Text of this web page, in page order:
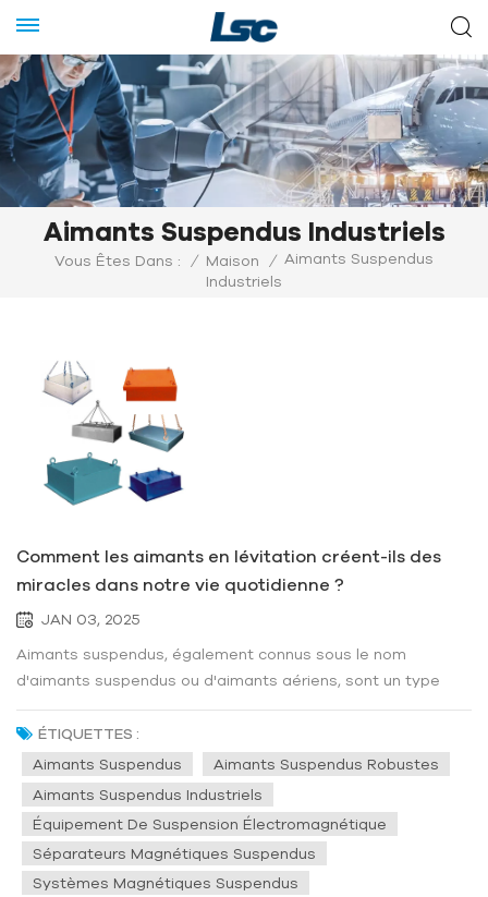
Aimants Suspendus Industriels
Vous Êtes Dans : / Maison / Aimants Suspendus
Industriels
Comment les aimants en lévitation créent-ils des
miracles dans notre vie quotidienne ?
JAN 03, 2025
Aimants suspendus, également connus sous le nom
d'aimants suspendus ou d'aimants aériens, sont un type
d'équipement utilisé dans les processus industriels pour
séparer et éliminer les impuretés ferromagnétiques de
divers flux de matériaux. Il utilise le principe des champs
magnétiques pour éliminer...
ÉTIQUETTES :
Aimants Suspendus
Aimants Suspendus Robustes
Aimants Suspendus Industriels
Équipement De Suspension Électromagnétique
Séparateurs Magnétiques Suspendus
Systèmes Magnétiques Suspendus